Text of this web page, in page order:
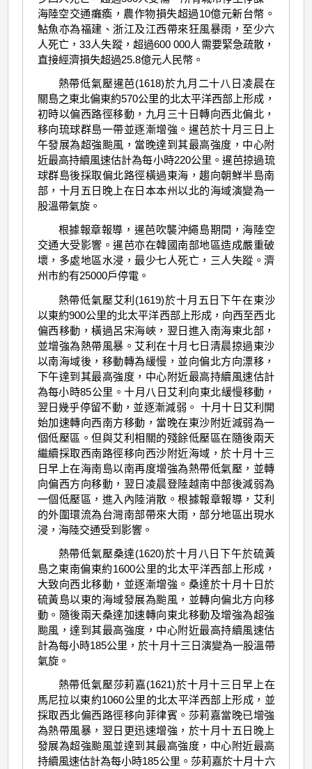
海陸空交通癱瘓，農作物損失超過10億元新台幣。
鮎魚亦為福建、浙江及江西帶來狂風暴雨，至少六
人死亡，33人失蹤，超過600 000人需要緊急疏散，
直接經濟損失超過25.8億元人民幣。
熱帶低氣壓暹芭(1618)於九月二十八日凌晨在
關島之東北偏東約570公里的北太平洋西部上形成，
初時以偏西路徑移動，九月三十日轉向西北偏北，
移向琉球群島一帶並逐漸增強。暹芭於十月三日上
午發展為超強颱風，當晚達到其最高強度，中心附
近最高持續風速估計為每小時220公里。暹芭掠過琉
球群島後採取偏北路徑橫過東海，趨向朝鮮半島南
部，十月五日晚上在日本本州以北的海域演變為一
股溫帶氣旋。
根據報章報導，暹芭吹襲沖繩島期間，海陸空
交通大受影響。暹芭亦在韓國南部地區造成嚴重破
壞，多處地區水浸，最少七人死亡，三人失蹤。濟
州市約有25000戶停電。
熱帶低氣壓艾利(1619)於十月五日下午在東沙
以東約900公里的北太平洋西部上形成，向西至西北
偏西移動，橫過呂宋海峽，翌日進入南海東北部，
並增強為熱帶風暴。艾利在十月七日清晨掠過東沙
以南海域後，移動轉為緩慢，並向偏北方向漂移，
下午達到其最高強度，中心附近最高持續風速估計
為每小時85公里。十月八日艾利向東北緩慢移動，
翌日幾乎停留不動，並逐漸減弱。 十月十日艾利開
始加速轉向西南方移動，當晚在東沙附近減弱為一
個低壓區。但與艾利相關的殘餘低壓區在隨後兩天
繼續採取西南路徑移向西沙附近海域，於十月十三
日早上在海南島以南再度增強為熱帶低氣壓，並轉
向偏西方向移動，翌日凌晨登陸越南中部後減弱為
一個低壓區，進入內陸消散。根據報章報導，艾利
的外圍環流為台灣南部帶來大雨，部分地區出現水
浸，海陸交通受到影響。
熱帶低氣壓桑達(1620)於十月八日下午於硫黃
島之東南偏東約1600公里的北太平洋西部上形成，
大致向西北移動，並逐漸增強。桑達於十月十日於
硫黃島以東的海域發展為颱風，並轉向偏北方向移
動。隨後兩天桑達加速轉向東北移動及增強為超強
颱風，達到其最高強度，中心附近最高持續風速估
計為每小時185公里，於十月十三日演變為一股溫帶
氣旋。
熱帶低氣壓莎莉嘉(1621)於十月十三日早上在
馬尼拉以東約1060公里的北太平洋西部上形成，並
採取西北偏西路徑移向菲律賓。莎莉嘉當晚已增強
為熱帶風暴，翌日更迅速增強，於十月十五日晚上
發展為超強颱風並達到其最高強度，中心附近最高
持續風速估計為每小時185公里。莎莉嘉於十月十六